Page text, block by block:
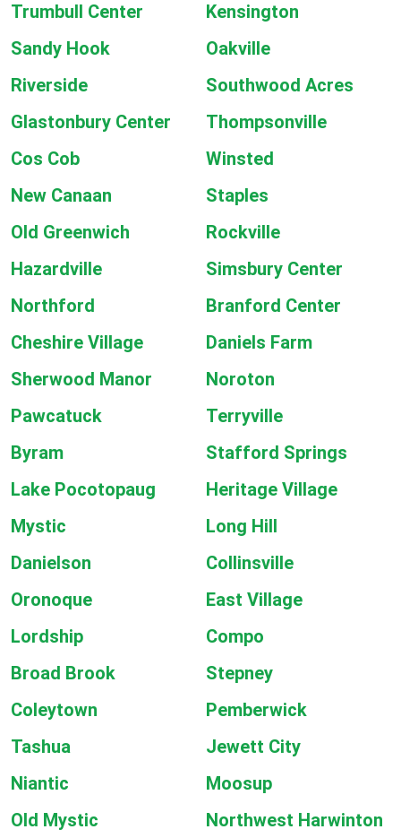
Trumbull Center
Kensington
Sandy Hook
Oakville
Riverside
Southwood Acres
Glastonbury Center
Thompsonville
Cos Cob
Winsted
New Canaan
Staples
Old Greenwich
Rockville
Hazardville
Simsbury Center
Northford
Branford Center
Cheshire Village
Daniels Farm
Sherwood Manor
Noroton
Pawcatuck
Terryville
Byram
Stafford Springs
Lake Pocotopaug
Heritage Village
Mystic
Long Hill
Danielson
Collinsville
Oronoque
East Village
Lordship
Compo
Broad Brook
Stepney
Coleytown
Pemberwick
Tashua
Jewett City
Niantic
Moosup
Old Mystic
Northwest Harwinton